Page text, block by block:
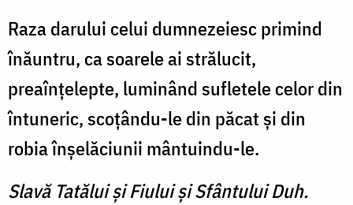
Raza darului celui dumnezeiesc primind
înăuntru, ca soarele ai strălucit,
preaînţelepte, luminând sufletele celor din
întuneric, scoţându-le din păcat şi din
robia înşelăciunii mântuindu-le.
Slavă Tatălui şi Fiului şi Sfântului Duh.